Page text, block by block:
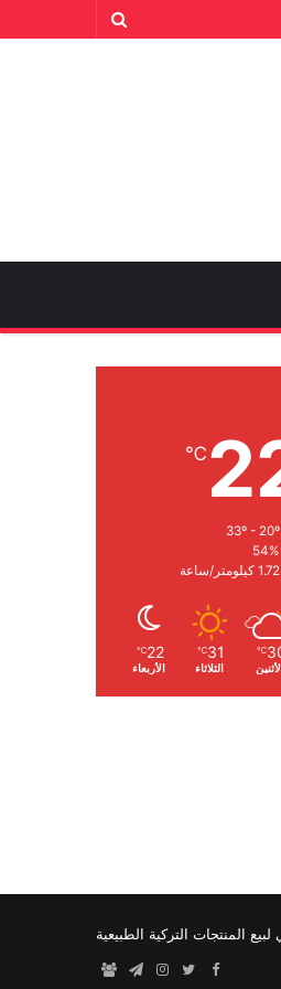
℃
33º - 20º
الرطوبة:
الرياح:1.72 كيلومتر/ساعة
℃
31
℃
الثلاثاء
22
℃
الأربعاء
المنتجات التركية الطبيعية